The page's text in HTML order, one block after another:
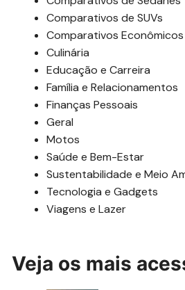
Comparativos de SUVs
Comparativos Econômicos
Culinária
Educação e Carreira
Família e Relacionamentos
Finanças Pessoais
Geral
Motos
Saúde e Bem-Estar
Sustentabilidade e Meio
Tecnologia e Gadgets
Viagens e Lazer
Veja os mais